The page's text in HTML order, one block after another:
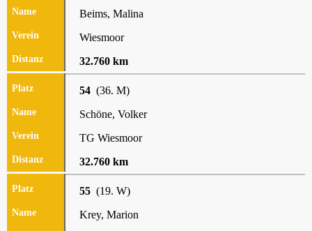
Beims, Malina
Wiesmoor
32.760 km
54 (36. M)
Schöne, Volker
TG Wiesmoor
32.760 km
55 (19. W)
Krey, Marion